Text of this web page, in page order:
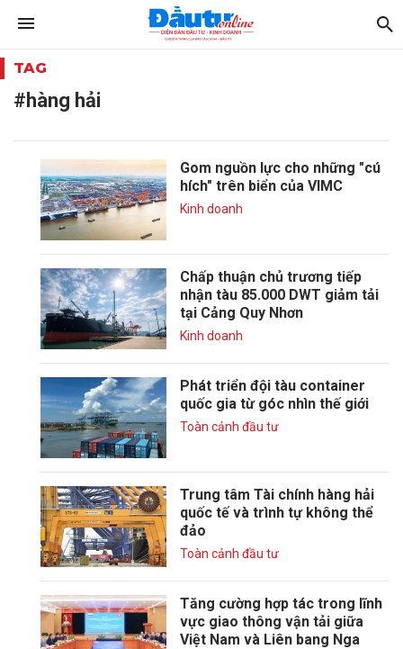
TAG
#hàng hải
Gom nguồn lực cho những "cú
hích" trên biển của VIMC
Kinh doanh
Chấp thuận chủ trương tiếp
nhận tàu 85.000 DWT giảm tải
tại Cảng Quy Nhơn
Kinh doanh
Phát triển đội tàu container
quốc gia từ góc nhìn thế giới
Toàn cảnh đầu tư
Trung tâm Tài chính hàng hải
quốc tế và trình tự không thể
đảo
Toàn cảnh đầu tư
Tăng cường hợp tác trong lĩnh
vực giao thông vận tải giữa
Việt Nam và Liên bang Nga